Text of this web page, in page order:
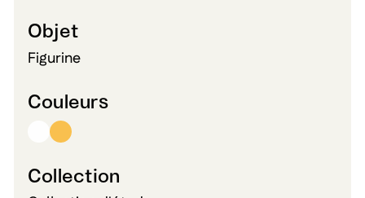
Objet
Figurine
Couleurs
Collection